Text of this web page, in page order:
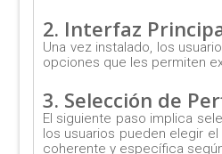
2. Interfaz
Una vez instalado, los
opciones que les permiten
3. Selección de
El siguiente paso implica
los usuarios pueden elegir
coherente y específica